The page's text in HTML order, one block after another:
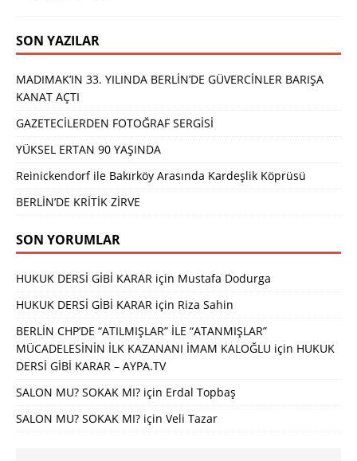
SON YAZILAR
MADIMAK’IN 33. YILINDA BERLİN’DE GÜVERCİNLER BARIŞA
KANAT AÇTI
GAZETECİLERDEN FOTOĞRAF SERGİSİ
YÜKSEL ERTAN 90 YAŞINDA
Reinickendorf ile Bakırköy Arasında Kardeşlik Köprüsü
BERLİN’DE KRİTİK ZİRVE
SON YORUMLAR
HUKUK DERSİ GİBİ KARAR için Mustafa Dodurga
HUKUK DERSİ GİBİ KARAR için Riza Sahin
BERLİN CHP’DE “ATILMIŞLAR” İLE “ATANMIŞLAR”
MÜCADELESİNİN İLK KAZANANI İMAM KALOĞLU için HUKUK
DERSİ GİBİ KARAR – AYPA.TV
SALON MU? SOKAK MI? için Erdal Topbaş
SALON MU? SOKAK MI? için Veli Tazar